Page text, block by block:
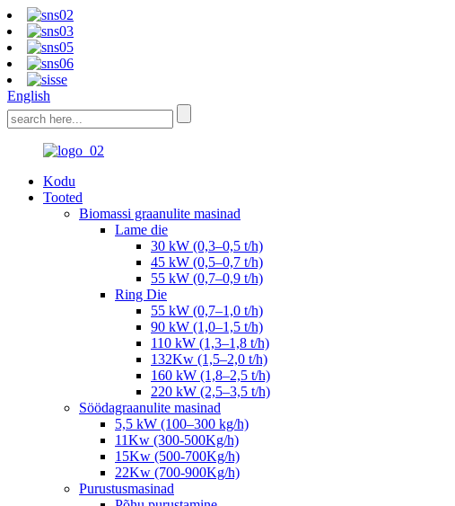
English
Kodu
Tooted
Biomassi graanulite masinad
Lame die
30 kW (0,3–0,5 t/h)
45 kW (0,5–0,7 t/h)
55 kW (0,7–0,9 t/h)
Ring Die
55 kW (0,7–1,0 t/h)
90 kW (1,0–1,5 t/h)
110 kW (1,3–1,8 t/h)
132Kw (1,5–2,0 t/h)
160 kW (1,8–2,5 t/h)
220 kW (2,5–3,5 t/h)
Söödagraanulite masinad
5,5 kW (100–300 kg/h)
11Kw (300-500Kg/h)
15Kw (500-700Kg/h)
22Kw (700-900Kg/h)
Purustusmasinad